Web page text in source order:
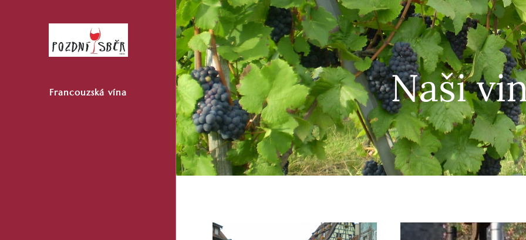
Francouzská vína Naši